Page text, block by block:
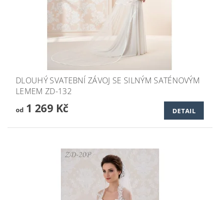
DLOUHÝ SVATEBNÍ ZÁVOJ SE SILNÝM SATÉNOVÝM
LEMEM ZD-132
od1 269 Kč DETAIL